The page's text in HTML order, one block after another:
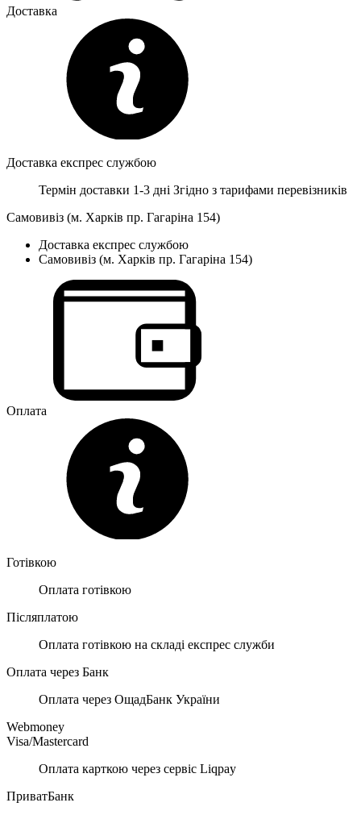
Доставка
Доставка експрес службою
Термін доставки 1-3 дні Згідно з тарифами перевізників
Самовивіз (м. Харків пр. Гагаріна 154)
Доставка експрес службою
Самовивіз (м. Харків пр. Гагаріна 154)
Оплата
Готівкою
Оплата готівкою
Післяплатою
Оплата готівкою на складі експрес служби
Оплата через Банк
Оплата через ОщадБанк України
Webmoney
Visa/Mastercard
Оплата карткою через сервіс Liqpay
ПриватБанк